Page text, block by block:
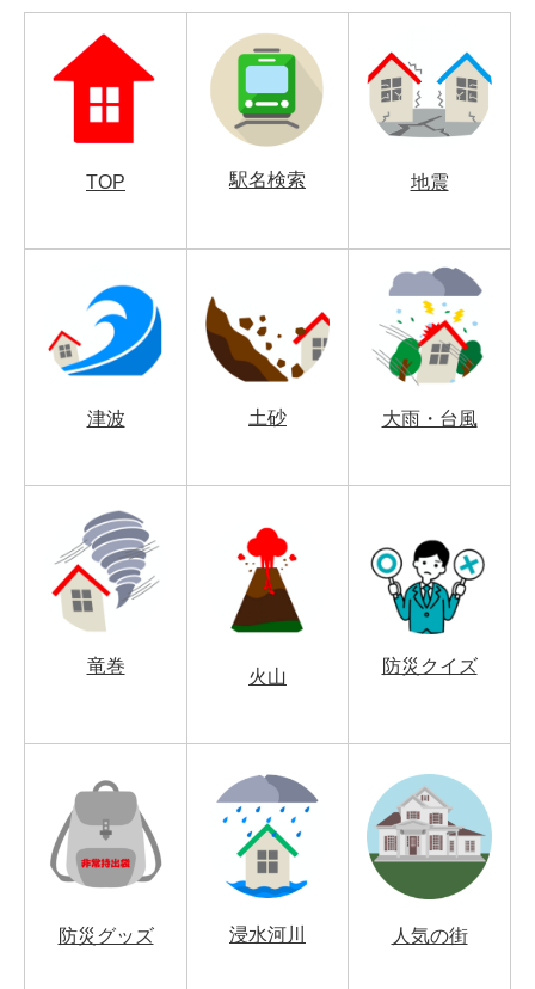
TOP 駅名検索 地震
津波 土砂 大雨・台風
竜巻
火山
防災クイズ
防災グッズ 浸水河川 人気の街